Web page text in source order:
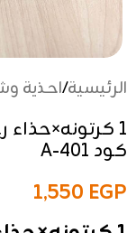
الرئيسية/احذية
1
كود A-401
1,550 EGP